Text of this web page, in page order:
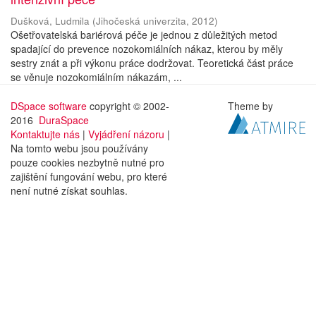
Dušková, Ludmila (Jihočeská univerzita, 2012)
Ošetřovatelská bariérová péče je jednou z důležitých metod
spadající do prevence nozokomiálních nákaz, kterou by měly
sestry znát a při výkonu práce dodržovat. Teoretická část práce
se věnuje nozokomiálním nákazám, ...
DSpace software copyright © 2002-
2016 DuraSpace
Kontaktujte nás | Vyjádření názoru |
Na tomto webu jsou používány
pouze cookies nezbytně nutné pro
zajištění fungování webu, pro které
není nutné získat souhlas.
Theme by